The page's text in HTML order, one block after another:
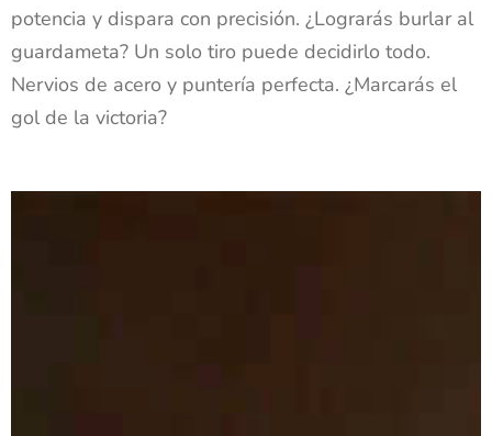
potencia y dispara con precisión. ¿Lograrás burlar al
guardameta? Un solo tiro puede decidirlo todo.
Nervios de acero y puntería perfecta. ¿Marcarás el
gol de la victoria?